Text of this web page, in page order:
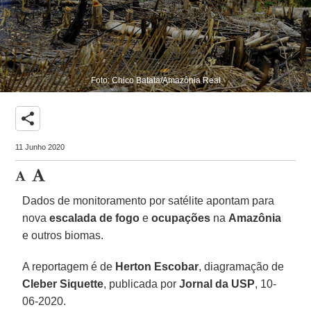
Foto: Chico Batata/Amazônia Real
share
11 Junho 2020
Dados de monitoramento por satélite apontam para
novaescalada de fogo eocupações na Amazônia
e outros biomas.
A reportagem é de Herton Escobar, diagramação de
Cleber Siquette, publicada por Jornal da USP, 10-
06-2020.